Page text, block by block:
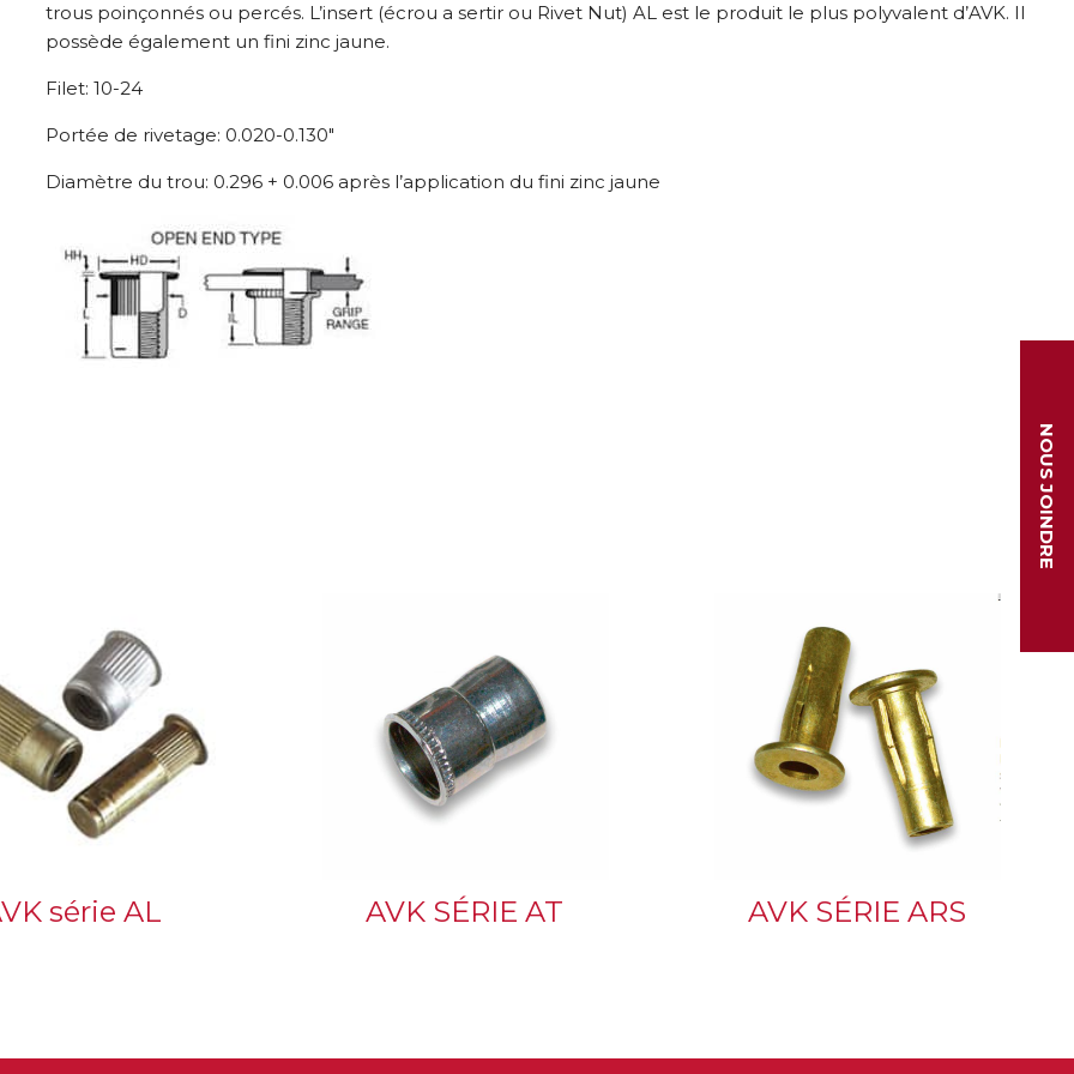
trous poinçonnés ou percés. L’insert (écrou a sertir ou Rivet Nut) AL est le produit le plus polyvalent d’AVK. Il
possède également un fini zinc jaune.
Filet: 10-24
Portée de rivetage: 0.020-0.130″
Diamètre du trou: 0.296 + 0.006 après l’application du fini zinc jaune
série AL AVK SÉRIE AT AVK SÉRIE ARS
NOUS JOINDRE